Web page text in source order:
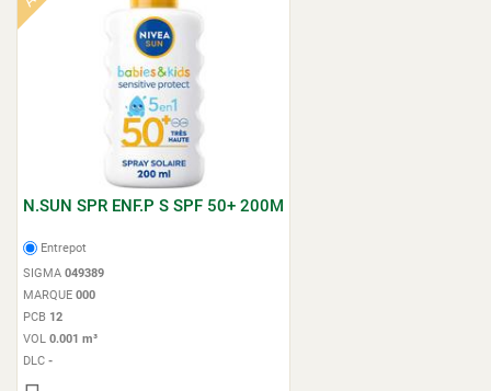
N.SUN SPR ENF.P S SPF 50+ 200M
Entrepot
SIGMA 049389
MARQUE 000
PCB 12
VOL 0.001 m³
DLC -